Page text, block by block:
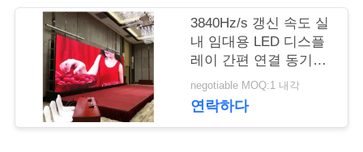
스
3840Hz/s 갱신 속도 실
내 임대용 LED 디스플
레이 간편 연결 동기화
제어
negotiable MOQ:1 내각
연락하다